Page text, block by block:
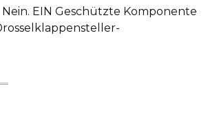
EIN Geschützte Komponente